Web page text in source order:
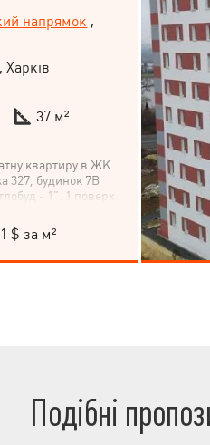
напрямок ,
Харків
37 м²
квартиру в ЖК
327, будинок 7В
- 1". 1 поверх.
ремонт. Метало-
горизонтальне
води,
$ за м²
Подібні